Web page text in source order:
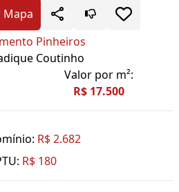
Mapa
Pinheiros
Coutinho
Valor por m²:
R$ 17.500
R$ 2.682
R$ 180